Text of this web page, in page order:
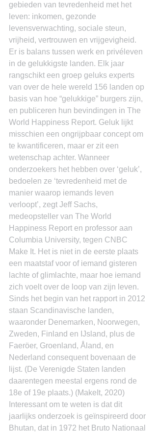
gebieden van tevredenheid met het
leven: inkomen, gezonde
levensverwachting, sociale steun,
vrijheid, vertrouwen en vrijgevigheid.
Er is balans tussen werk en privéleven
in de gelukkigste landen. Elk jaar
rangschikt een groep geluks experts
van over de hele wereld 156 landen op
basis van hoe “gelukkige” burgers zijn,
en publiceren hun bevindingen in The
World Happiness Report. Geluk lijkt
misschien een ongrijpbaar concept om
te kwantificeren, maar er zit een
wetenschap achter. Wanneer
onderzoekers het hebben over ‘geluk’,
bedoelen ze ‘tevredenheid met de
manier waarop iemands leven
verloopt’, zegt Jeff Sachs,
medeopsteller van The World
Happiness Report en professor aan
Columbia University, tegen CNBC
Make It. Het is niet in de eerste plaats
een maatstaf voor of iemand gisteren
lachte of glimlachte, maar hoe iemand
zich voelt over de loop van zijn leven.
Sinds het begin van het rapport in 2012
staan Scandinavische landen,
waaronder Denemarken, Noorwegen,
Zweden, Finland en IJsland, plus de
Faeröer, Groenland, Åland, en
Nederland consequent bovenaan de
lijst. (De Verenigde Staten landen
daarentegen meestal ergens rond de
18e of 19e plaats.) (MakeIt, 2020)
Interessant om te weten is dat dit
jaarlijks onderzoek is geïnspireerd door
Bhutan, dat in 1972 het Bruto Nationaal